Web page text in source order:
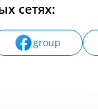
сетях:
group